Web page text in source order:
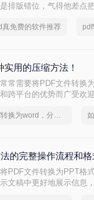
排版错位，气得他差点
全不同。下面我按实际
真免费的软件推荐
用的压缩方法！
常需要将PDF文件转换
跨平台的优势而广受欢
如何将pdf转换为word，分享一种简单的方法
的完整操作流程和格
PDF文件转换为PPT格
文稿中更好地展示信息